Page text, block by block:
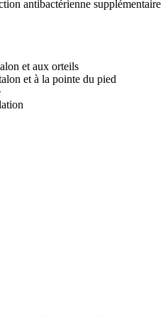
antibactérienne supplémentaire
et aux orteils
et à la pointe du pied